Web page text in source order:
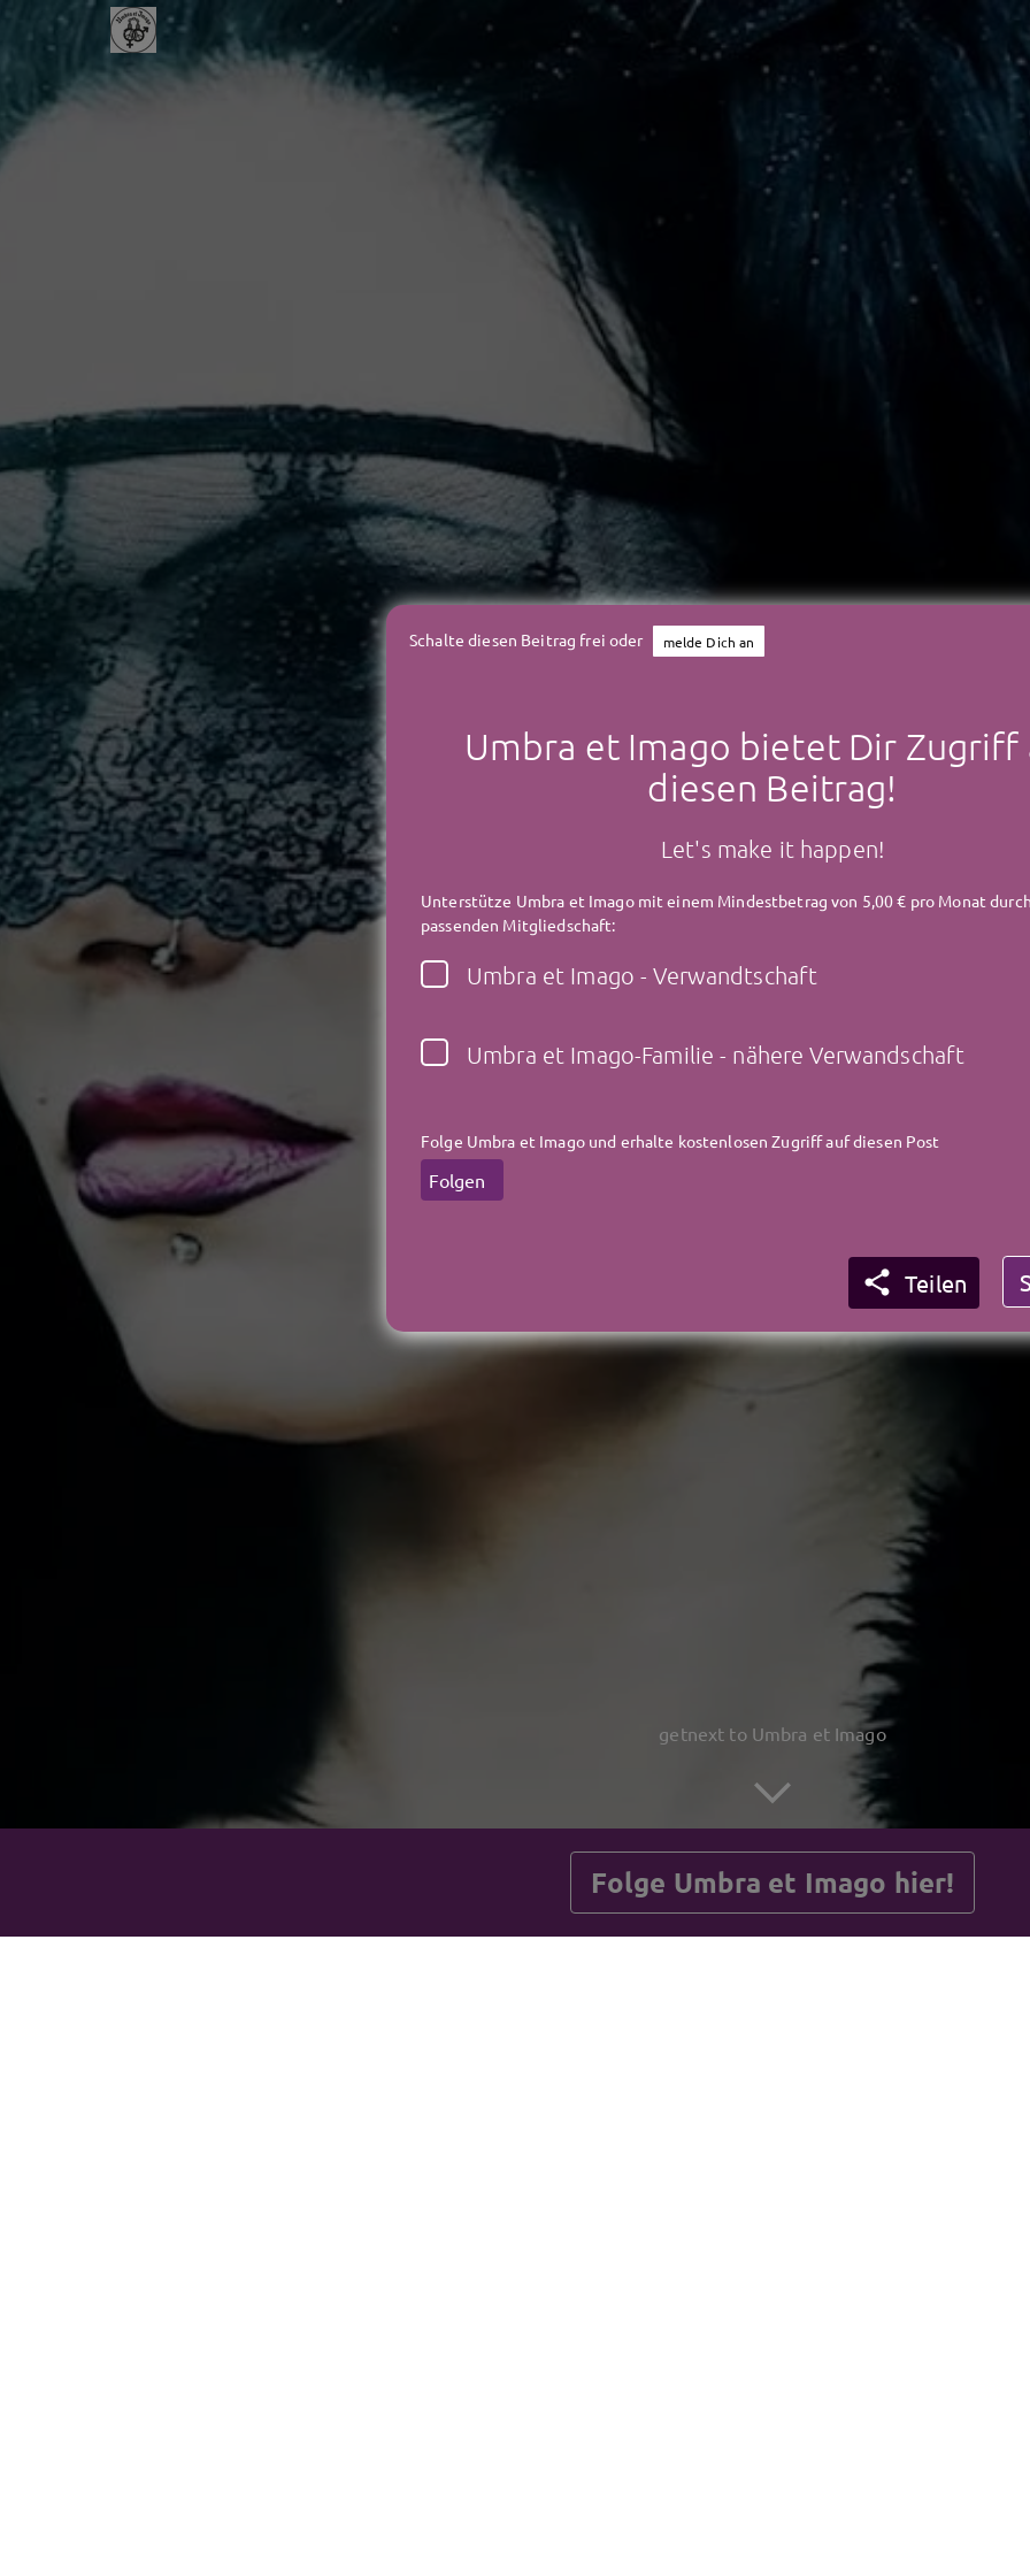
Umbra et Imago
UMBRA ET IMAGO -
getnext to Umbra et Imago
Folge Umbra et Imago hier!
Schalte diesen Beitrag frei oder melde Dich an
Umbra et Imago bietet Dir Zugriff
diesen Beitrag!
Let's make it happen!
Unterstütze Umbra et Imago mit einem Mindestbetrag von 5,00 € pro Monat
passenden Mitgliedschaft:
Umbra et Imago - Verwandtschaft
Umbra et Imago-Familie - nähere Verwandschaft
Folge Umbra et Imago und erhalte kostenlosen Zugriff auf diesen Post
Folgen
 Teilen